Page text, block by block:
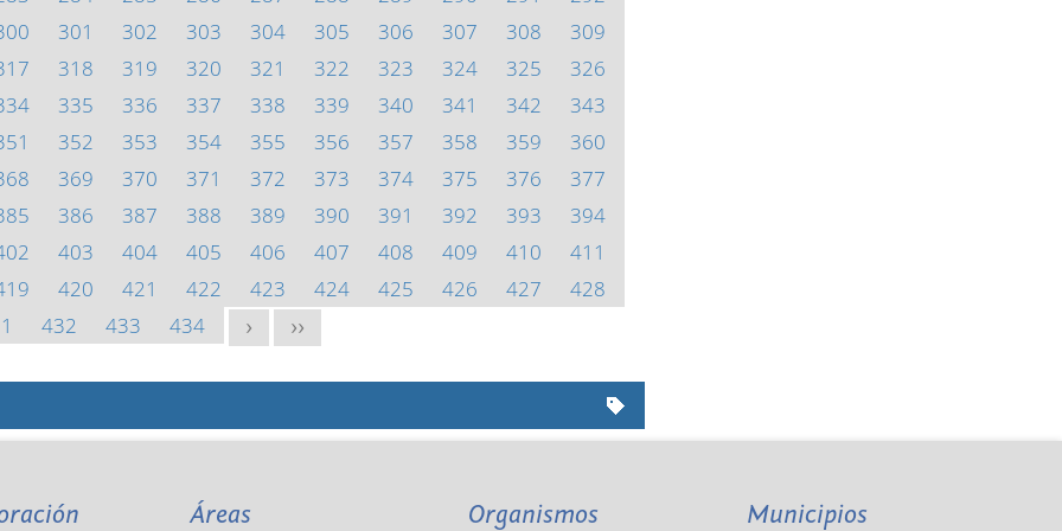
301 302 303 304 305 306 307 308
309
318 319 320 321 322 323 324 325
326
335 336 337 338 339 340 341 342
343
352 353 354 355 356 357 358 359
360
369 370 371 372 373 374 375 376
377
386 387 388 389 390 391 392 393
394
403 404 405 406 407 408 409 410
411
420 421 422 423 424 425 426 427
428
432 433 434 > >>
Áreas Organismos Municipios